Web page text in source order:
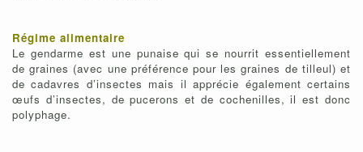
Régime alimentaire
Le gendarme est une punaise qui se nourrit essentiellement
de graines (avec une préférence pour les graines de tilleul) et
de cadavres d’insectes mais il apprécie également certains
œufs d’insectes, de pucerons et de cochenilles, il est donc
polyphage.